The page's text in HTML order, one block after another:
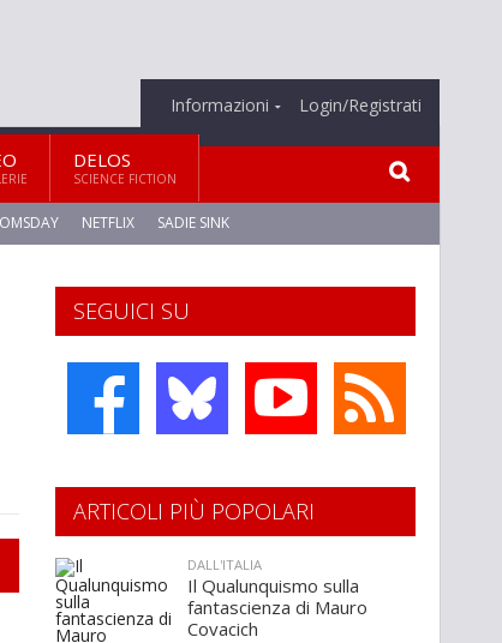
Informazioni Login/Registrati
DELOS
SCIENCE FICTION
NETFLIX SADIE SINK
SEGUICI SU
ARTICOLI PIÙ POPOLARI
DALL'ITALIA
Il Qualunquismo sulla
fantascienza di Mauro
Covacich